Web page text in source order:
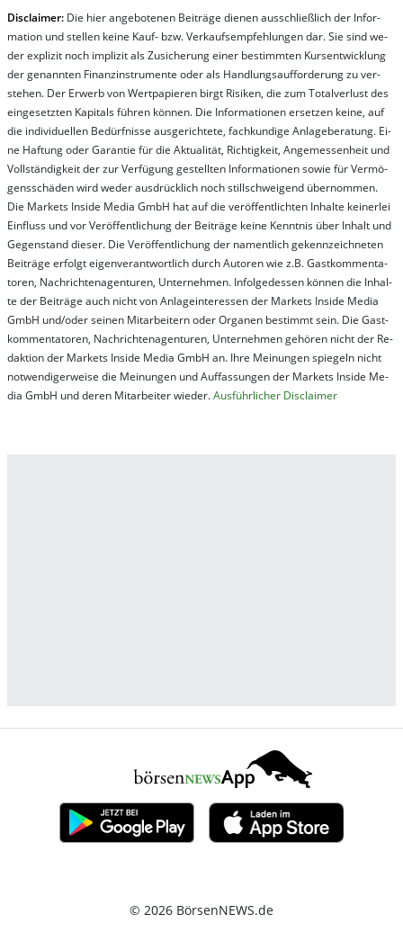
Dis­clai­mer: Die hier an­ge­bo­te­nen Bei­trä­ge die­nen aus­schließ­lich der In­for­
ma­t­ion und stel­len kei­ne Kauf- bzw. Ver­kaufs­em­pfeh­lung­en dar. Sie sind we­
der ex­pli­zit noch im­pli­zit als Zu­sich­er­ung ei­ner be­stim­mt­en Kurs­ent­wick­lung
der ge­nan­nt­en Fi­nanz­in­stru­men­te oder als Handl­ungs­auf­for­der­ung zu ver­
steh­en. Der Er­werb von Wert­pa­pier­en birgt Ri­si­ken, die zum To­tal­ver­lust des
ein­ge­setz­ten Ka­pi­tals füh­ren kön­nen. Die In­for­ma­tion­en er­setz­en kei­ne, auf
die in­di­vi­du­el­len Be­dür­fnis­se aus­ge­rich­te­te, fach­kun­di­ge An­la­ge­be­ra­tung. Ei­
ne Haf­tung oder Ga­ran­tie für die Ak­tu­ali­tät, Rich­tig­keit, An­ge­mes­sen­heit und
Vol­lständ­ig­keit der zur Ver­fü­gung ge­stel­lt­en In­for­ma­tion­en so­wie für Ver­mö­
gens­schä­den wird we­der aus­drück­lich noch stil­lschwei­gend über­nom­men.
Die Mar­kets In­side Me­dia GmbH hat auf die ver­öf­fent­lich­ten In­hal­te kei­ner­lei
Ein­fluss und vor Ver­öf­fent­lich­ung der Bei­trä­ge kei­ne Ken­nt­nis über In­halt und
Ge­gen­stand die­ser. Die Ver­öf­fent­lich­ung der na­ment­lich ge­kenn­zeich­net­en
Bei­trä­ge er­folgt ei­gen­ver­ant­wort­lich durch Au­tor­en wie z.B. Gast­kom­men­ta­
tor­en, Nach­richt­en­ag­en­tur­en, Un­ter­neh­men. In­fol­ge­des­sen kön­nen die In­hal­
te der Bei­trä­ge auch nicht von An­la­ge­in­te­res­sen der Mar­kets In­side Me­dia
GmbH und/oder sei­nen Mit­ar­bei­tern oder Or­ga­nen be­stim­mt sein. Die Gast­
kom­men­ta­tor­en, Nach­rich­ten­ag­en­tur­en, Un­ter­neh­men ge­hör­en nicht der Re­
dak­tion der Mar­kets In­side Me­dia GmbH an. Ihre Mei­nung­en spie­geln nicht
not­wen­di­ger­wei­se die Mei­nung­en und Auf­fas­sung­en der Mar­kets In­side Me­
dia GmbH und de­ren Mit­ar­bei­ter wie­der.Aus­führ­lich­er Dis­clai­mer
© 2026 BörsenNEWS.de